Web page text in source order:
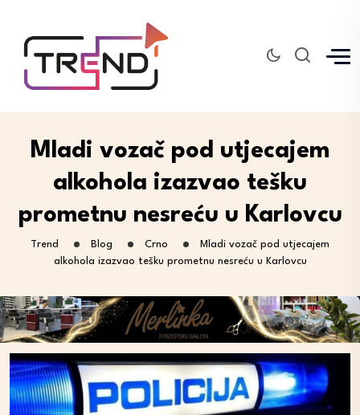
Mladi vozač pod utjecajem
alkohola izazvao tešku
prometnu nesreću u Karlovcu
Trend Blog Crno
Mladi vozač pod utjecajem
alkohola izazvao tešku prometnu nesreću u Karlovcu